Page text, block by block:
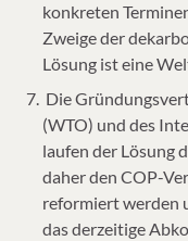
konkreten
Zweige der
Lösung ist eine
Die
(WTO) und des
laufen der Lösung
daher den COP-
reformiert werden
das derzeitige